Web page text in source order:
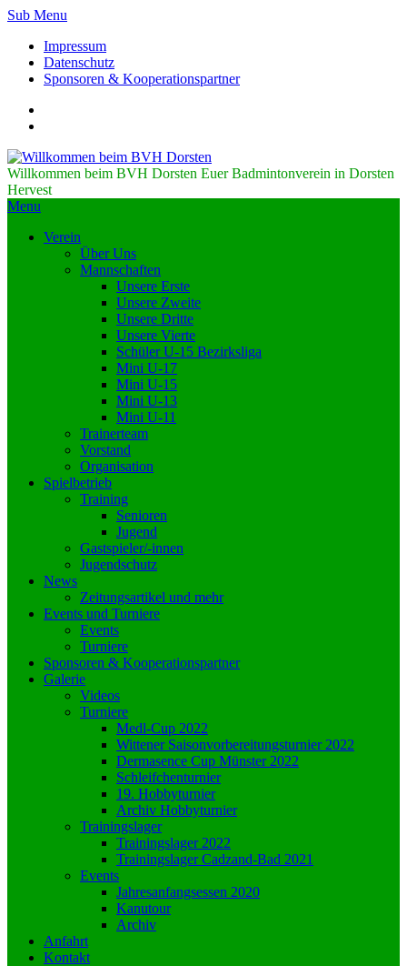
Sub Menu
Impressum
Datenschutz
Sponsoren & Kooperationspartner
Willkommen beim BVH Dorsten Euer Badmintonverein in Dorsten
Hervest
Menu
Verein
Über Uns
Mannschaften
Unsere Erste
Unsere Zweite
Unsere Dritte
Unsere Vierte
Schüler U-15 Bezirksliga
Mini U-17
Mini U-15
Mini U-13
Mini U-11
Trainerteam
Vorstand
Organisation
Spielbetrieb
Training
Senioren
Jugend
Gastspieler/-innen
Jugendschutz
News
Zeitungsartikel und mehr
Events und Turniere
Events
Turniere
Sponsoren & Kooperationspartner
Galerie
Videos
Turniere
Medl-Cup 2022
Wittener Saisonvorbereitungsturnier 2022
Dermasence Cup Münster 2022
Schleifchenturnier
19. Hobbyturnier
Archiv Hobbyturnier
Trainingslager
Trainingslager 2022
Trainingslager Cadzand-Bad 2021
Events
Jahresanfangsessen 2020
Kanutour
Archiv
Anfahrt
Kontakt